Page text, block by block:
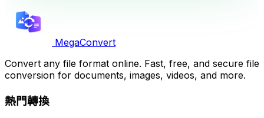
MegaConvert
Convert any file format online. Fast, free, and secure file
conversion for documents, images, videos, and more.
熱門轉換